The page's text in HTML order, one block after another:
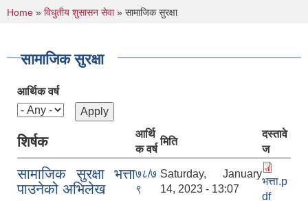
You are here
Home » विधुतीय शुसासन सेवा» सामाजिक सुरक्षा
सामाजिक सुरक्षा
आर्थिक वर्ष
शिर्षक
आर्थि
क वर्ष
मिति
दस्तावे
ज
सामाजिक सुरक्षा भत्ता
पाउनेको अभिलेख
७८/७
९
Saturday, January
14, 2023 - 13:07
भत्ता.p
df